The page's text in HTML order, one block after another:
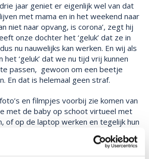
jaar geniet er eigenlijk wel van dat
met mama en in het weekend naar
niet naar opvang, is corona’, zegt hij
onze dochter het ‘geluk’ dat ze in
nu nauwelijks kan werken. En wij als
‘geluk’ dat we nu tijd vrij kunnen
passen, gewoon om een beetje
En dat is helemaal geen straf.
en filmpjes voorbij zie komen van
met de baby op schoot virtueel met
of op de laptop werken en tegelijk hun
en ze dan ook nog hoor zeggen dat hun
wil dat ze net zo productief blijven,….
werkgever een uitzondering is. Want